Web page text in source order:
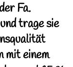
Fa.
trage sie
mit einem